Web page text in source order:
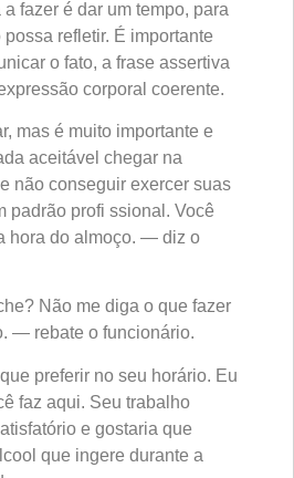
fazer é dar um tempo, para
refletir. É importante
o fato, a frase assertiva
corporal coerente.
mas é muito importante e
aceitável chegar na
não conseguir exercer suas
padrão profi ssional. Você
hora do almoço. — diz o
Não me diga o que fazer
— rebate o funcionário.
preferir no seu horário. Eu
faz aqui. Seu trabalho
e gostaria que
que ingere durante a